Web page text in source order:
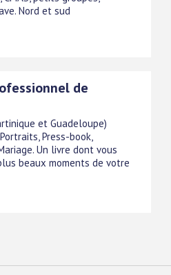
Nord et sud
de
et Guadeloupe)
Press-book,
Un livre dont vous
beaux moments de votre